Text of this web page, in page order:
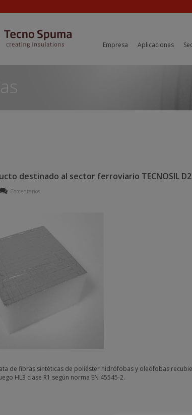
Empresa Aplicaciones
destinado al sector ferroviario TECNOSIL
Comentarios
de fibras sintéticas de poliéster hidrófobas y oleófobas
HL3 clase R1 según norma EN 45545-2.